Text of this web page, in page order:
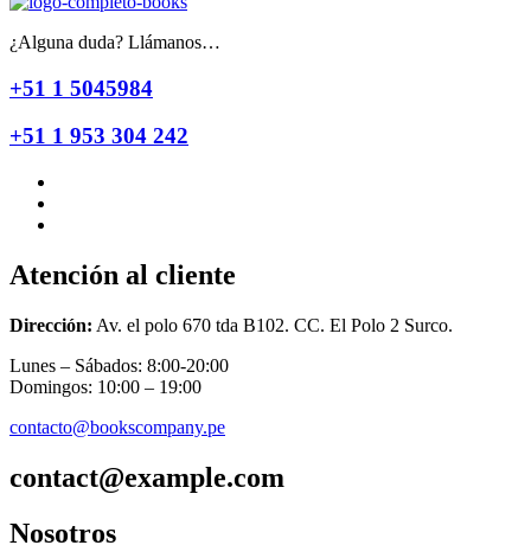
¿Alguna duda? Llámanos…
+51 1 5045984
+51 1 953 304 242
Atención al cliente
Dirección: Av. el polo 670 tda B102. CC. El Polo 2 Surco.
Lunes – Sábados: 8:00-20:00
Domingos: 10:00 – 19:00
contacto@bookscompany.pe
contact@example.com
Nosotros